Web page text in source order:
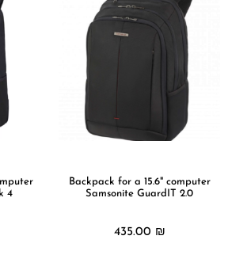
Backpack for a 15.6" computer
Samsonite GuardIT 2.0
435.00 ₪
4